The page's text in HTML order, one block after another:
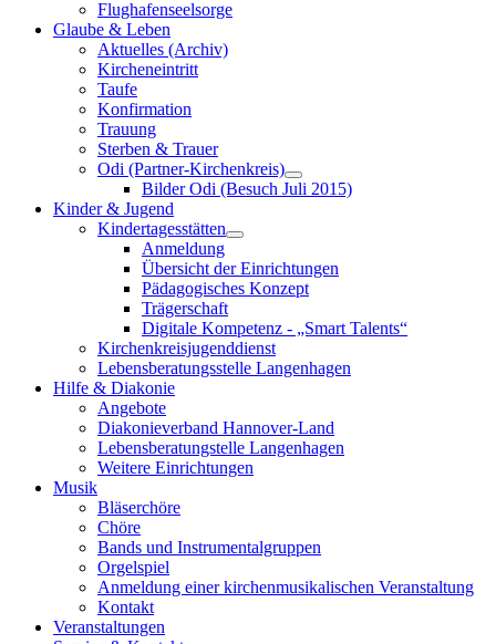
Flughafenseelsorge
Glaube & Leben
Aktuelles (Archiv)
Kircheneintritt
Taufe
Konfirmation
Trauung
Sterben & Trauer
Odi (Partner-Kirchenkreis)
Bilder Odi (Besuch Juli 2015)
Kinder & Jugend
Kindertagesstätten
Anmeldung
Übersicht der Einrichtungen
Pädagogisches Konzept
Trägerschaft
Digitale Kompetenz - „Smart Talents“
Kirchenkreisjugenddienst
Lebensberatungsstelle Langenhagen
Hilfe & Diakonie
Angebote
Diakonieverband Hannover-Land
Lebensberatungstelle Langenhagen
Weitere Einrichtungen
Musik
Bläserchöre
Chöre
Bands und Instrumentalgruppen
Orgelspiel
Anmeldung einer kirchenmusikalischen Veranstaltung
Kontakt
Veranstaltungen